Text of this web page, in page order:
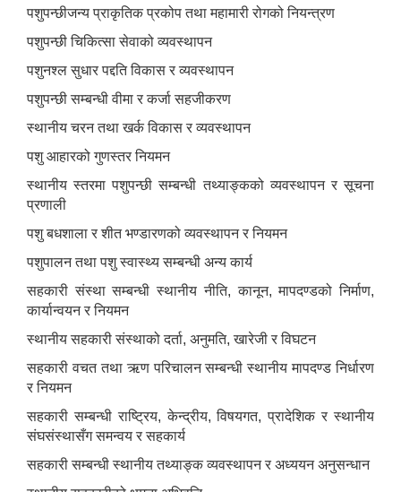
पशुपन्छीजन्य प्राकृतिक प्रकोप तथा महामारी रोगको नियन्त्रण
पशुपन्छी चिकित्सा सेवाको व्यवस्थापन
पशुनश्ल सुधार पद्दति विकास र व्यवस्थापन
पशुपन्छी सम्बन्धी वीमा र कर्जा सहजीकरण
स्थानीय चरन तथा खर्क विकास र व्यवस्थापन
पशु आहारको गुणस्तर नियमन
स्थानीय स्तरमा पशुपन्छी सम्बन्धी तथ्याङ्कको व्यवस्थापन र सूचना
प्रणाली
पशु बधशाला र शीत भण्डारणको व्यवस्थापन र नियमन
पशुपालन तथा पशु स्वास्थ्य सम्बन्धी अन्य कार्य
सहकारी संस्था सम्बन्धी स्थानीय नीति, कानून, मापदण्डको निर्माण,
कार्यान्वयन र नियमन
स्थानीय सहकारी संस्थाको दर्ता, अनुमति, खारेजी र विघटन
सहकारी वचत तथा ऋण परिचालन सम्बन्धी स्थानीय मापदण्ड निर्धारण
र नियमन
सहकारी सम्बन्धी राष्ट्रिय, केन्द्रीय, विषयगत, प्रादेशिक र स्थानीय
संघसंस्थासँग समन्वय र सहकार्य
सहकारी सम्बन्धी स्थानीय तथ्याङ्क व्यवस्थापन र अध्ययन अनुसन्धान